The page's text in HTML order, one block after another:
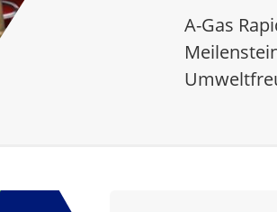
A-Gas